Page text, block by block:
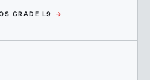
GRADE L9 →